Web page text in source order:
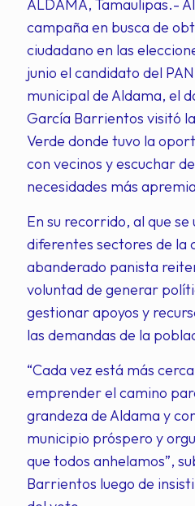
ALDAMA, Tamaulipas.-
campaña en busca de
ciudadano en las
junio el candidato del
municipal de Aldama, el
García Barrientos visitó
Verde donde tuvo la
con vecinos y escuchar
necesidades más
En su recorrido, al que
diferentes sectores de la
abanderado panista
voluntad de generar
gestionar apoyos y
las demandas de la
“Cada vez está más
emprender el camino
grandeza de Aldama y
municipio próspero y
que todos anhelamos”,
Barrientos luego de